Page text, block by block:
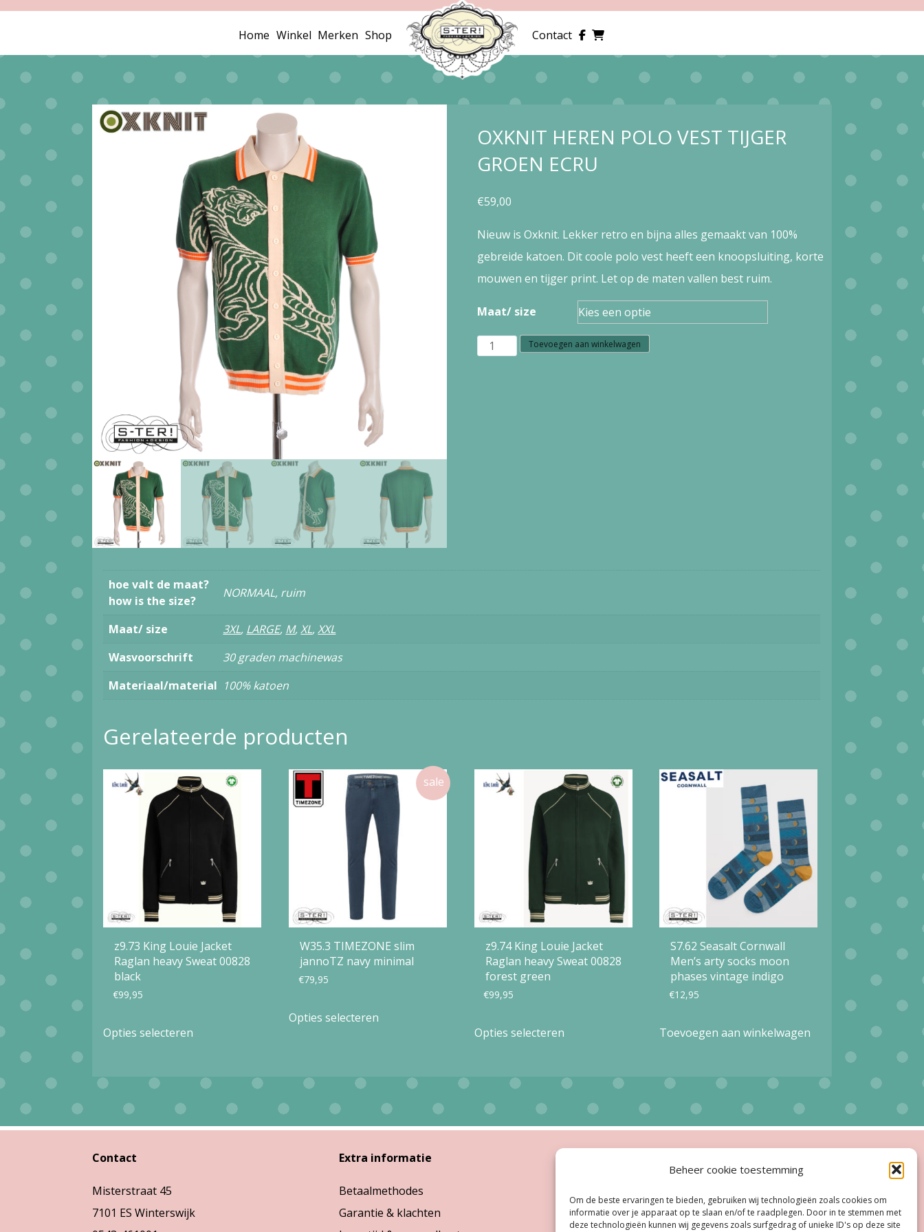
Beheer cookie toestemming
Om de beste ervaringen te bieden, gebruiken wij technologieën zoals cookies om
informatie over je apparaat op te slaan en/of te raadplegen. Door in te stemmen met
deze technologieën kunnen wij gegevens zoals surfgedrag of unieke ID's op deze site
Home Winkel Merken Shop Contact
OXKNIT HEREN POLO VEST TIJGER
GROEN ECRU
€59,00
Nieuw is Oxknit. Lekker retro en bijna alles gemaakt van 100%
gebreide katoen. Dit coole polo vest heeft een knoopsluiting, korte
mouwen en tijger print. Let op de maten vallen best ruim.
Maat/ size
OXKNIT
Toevoegen aan winkelwagen
hoe valt de maat?
how is the size?
NORMAAL, ruim
Maat/ size 3XL, LARGE, M,XL,XXL
Wasvoorschrift
30 graden machinewas
Materiaal/material 100% katoen
Gerelateerde producten
z9.73 King Louie Jacket
Raglan heavy Sweat 00828
black
€99,95
Opties selecteren
meerdere
variaties.
Deze
worden
W35.3 TIMEZONE slim
jannoTZ navy minimal
€79,95
Opties selecteren
variaties.
Deze
kan
z9.74 King Louie Jacket
Raglan heavy Sweat 00828
forest green
€99,95
Opties selecteren
meerdere
variaties.
Deze
optie
gekozen
worden
S7.62 Seasalt Cornwall
Men’s arty socks moon
phases vintage indigo
€12,95
Toevoegen aan winkelwagen
Contact
Misterstraat 45
7101 ES Winterswijk
Extra informatie
Betaalmethodes
Garantie & klachten
Di, Woe, Do:11.00 - 18.00 uur